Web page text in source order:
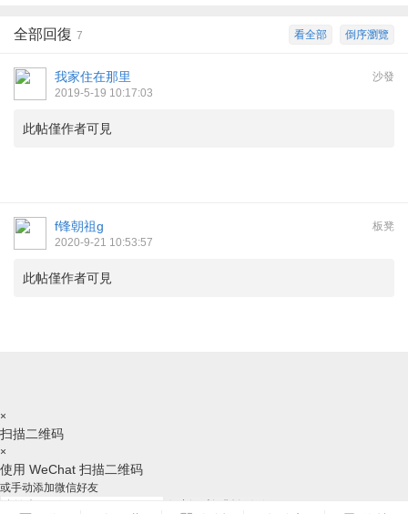
倒序瀏覽
看全部
全部回復 7
沙發
我家住在那里
2019-5-19 10:17:03
此帖僅作者可見
板凳
f锋朝祖g
2020-9-21 10:53:57
此帖僅作者可見
×
扫描二维码
×
使用 WeChat 扫描二维码
或手动添加微信好友